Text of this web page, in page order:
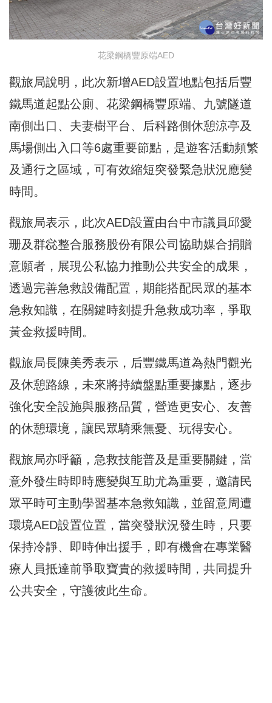
花梁鋼橋豐原端AED
觀旅局說明，此次新增AED設置地點包括后豐
鐵馬道起點公廁、花梁鋼橋豐原端、九號隧道
南側出口、夫妻樹平台、后科路側休憩涼亭及
馬場側出入口等6處重要節點，是遊客活動頻繁
及通行之區域，可有效縮短突發緊急狀況應變
時間。
觀旅局表示，此次AED設置由台中市議員邱愛
珊及群惢整合服務股份有限公司協助媒合捐贈
意願者，展現公私協力推動公共安全的成果，
透過完善急救設備配置，期能搭配民眾的基本
急救知識，在關鍵時刻提升急救成功率，爭取
黃金救援時間。
觀旅局長陳美秀表示，后豐鐵馬道為熱門觀光
及休憩路線，未來將持續盤點重要據點，逐步
強化安全設施與服務品質，營造更安心、友善
的休憩環境，讓民眾騎乘無憂、玩得安心。
觀旅局亦呼籲，急救技能普及是重要關鍵，當
意外發生時即時應變與互助尤為重要，邀請民
眾平時可主動學習基本急救知識，並留意周遭
環境AED設置位置，當突發狀況發生時，只要
保持冷靜、即時伸出援手，即有機會在專業醫
療人員抵達前爭取寶貴的救援時間，共同提升
公共安全，守護彼此生命。